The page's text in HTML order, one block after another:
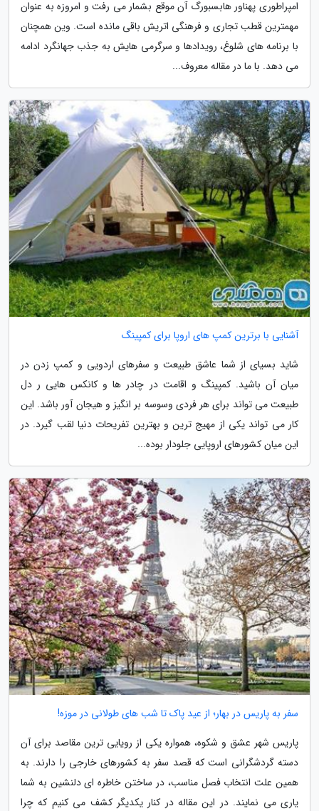
امپراطوری پهناور هابسبورگ آن موقع بشمار می رفت و امروزه به عنوان
مهمترین قطب تجاری و فرهنگی اتریش باقی مانده است. وین همچنان
با برنامه های شلوغ، رویدادها و سرگرمی هایش به جذب جهانگرد ادامه
می دهد. با ما در مقاله معروف...
آشنایی با برترین کمپ های اروپا برای کمپینگ
شاید بسیای از شما عاشق طبیعت و سفرهای اردویی و کمپ زدن در
میان آن باشید. کمپینگ و اقامت در چادر ها و کانکس هایی ر دل
طبیعت می تواند برای هر فردی وسوسه بر انگیز و هیجان آور باشد. این
کار می تواند یکی از مهیج ترین و بهترین تفریحات دنیا لقب گیرد. در
این میان کشورهای اروپایی جلودار بوده...
سفر به پاریس در بهار؛ از عید پاک تا شب های طولانی در موزه!
پاریس شهر عشق و شکوه، همواره یکی از رویایی ترین مقاصد برای آن
دسته گردشگرانی است که قصد سفر به کشورهای خارجی را دارند. به
همین علت انتخاب فصل مناسب، در ساختن خاطره ای دلنشین به شما
یاری می نمایند. در این مقاله در کنار یکدیگر کشف می کنیم که چرا